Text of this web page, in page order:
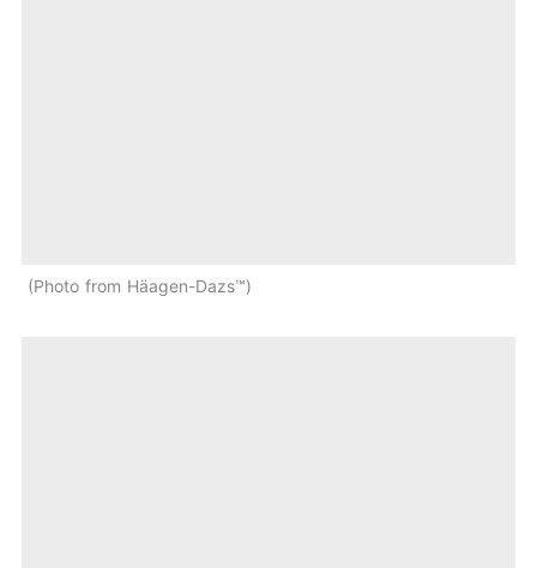
Photo from Häagen-Dazs™